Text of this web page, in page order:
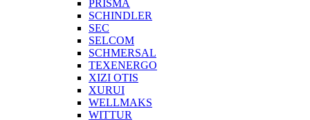
PRISMA
SCHINDLER
SEC
SELCOM
SCHMERSAL
TEXENERGO
XIZI OTIS
XURUI
WELLMAKS
WITTUR